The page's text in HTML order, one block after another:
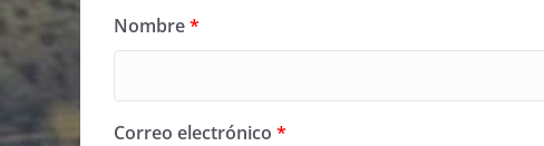
Nombre*
Correo electrónico *